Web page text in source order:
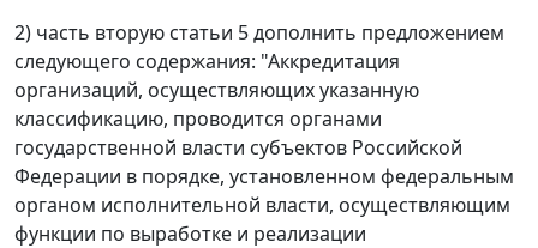
2) часть вторую статьи 5 дополнить предложением
следующего содержания: "Аккредитация
организаций, осуществляющих указанную
классификацию, проводится органами
государственной власти субъектов Российской
Федерации в порядке, установленном федеральным
органом исполнительной власти, осуществляющим
функции по выработке и реализации